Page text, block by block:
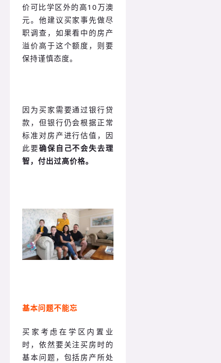
价可比学区外的高10万澳
元。他建议买家事先做尽
职调查，如果看中的房产
溢价高于这个额度，则要
保持谨慎态度。
因为买家需要通过银行贷
款，但银行仍会根据正常
标准对房产进行估值，因
此要确保自己不会失去理
智，付出过高价格。
基本问题不能忘
买家考虑在学区内置业
时，依然要关注买房时的
基本问题，包括房产所处